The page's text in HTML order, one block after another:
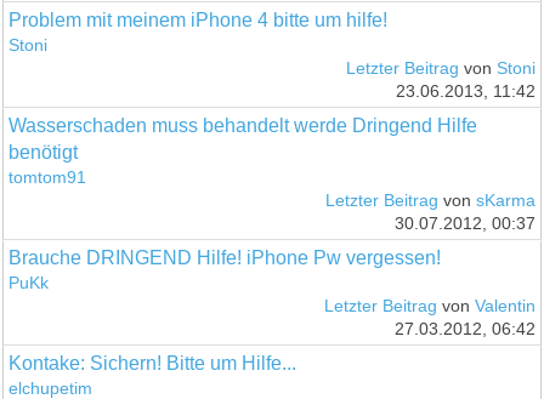
Problem mit meinem iPhone 4 bitte um hilfe!
Stoni
Letzter Beitrag von Stoni
23.06.2013, 11:42
Wasserschaden muss behandelt werde Dringend Hilfe
benötigt
tomtom91
Letzter Beitrag von sKarma
30.07.2012, 00:37
Brauche DRINGEND Hilfe! iPhone Pw vergessen!
PuKk
Letzter Beitrag von Valentin
27.03.2012, 06:42
Kontake: Sichern! Bitte um Hilfe...
elchupetim